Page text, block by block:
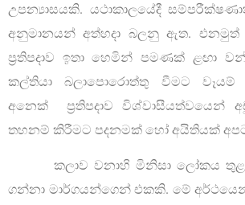
උපන්‍යාසයකි. යථාකාලයේදී
අනුමානයන් අත්හදා බලනු ඇත. එනමුත්
ප්‍රතිපදාව ඉතා හෙමින් පමණක් ළඟා
කල්තියා බලාපොරොත්තු වීමට වෑයම්
අනෙක් ප්‍රතිපදාව විශ්වාසීයත්වයෙන්
තහනම් කිරීමට පදනමක් හෝ අයිතියක්
කලාව වනාහි මිනිසා ලෝකය තුළ
ගන්නා මාර්ගයන්ගෙන් එකකි. මේ